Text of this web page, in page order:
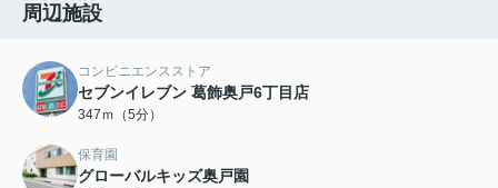
周辺施設
コンビニエンスストア
セブンイレブン 葛飾奥戸6丁目店
347ｍ（5分）
保育園
グローバルキッズ奥戸園